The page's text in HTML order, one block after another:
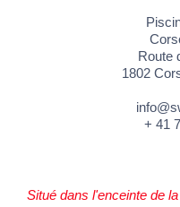
Route
1802
+ 41
Situé dans l'enceinte de